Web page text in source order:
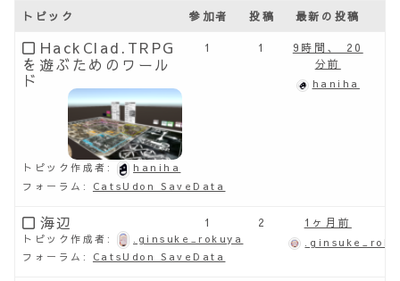
トピック 参加者 投稿 最新の投稿
HackClad.TRPG
を遊ぶためのワール
ド
トピック作成者:
haniha
フォーラム: CatsUdon SaveData
1 1
9時間、 20
分前
haniha
海辺
トピック作成者:
.ginsuke_rokuya
フォーラム: CatsUdon SaveData
1 2 1ヶ月前